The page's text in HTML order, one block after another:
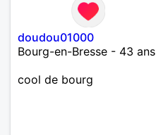
doudou01000
Bourg-en-Bresse - 43 ans
cool de bourg